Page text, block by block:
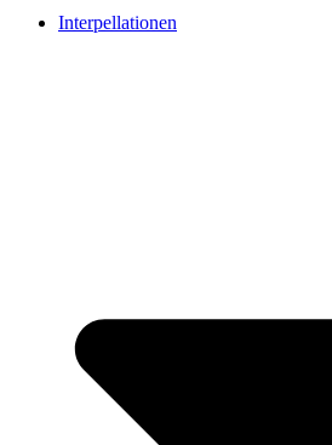
Interpellationen